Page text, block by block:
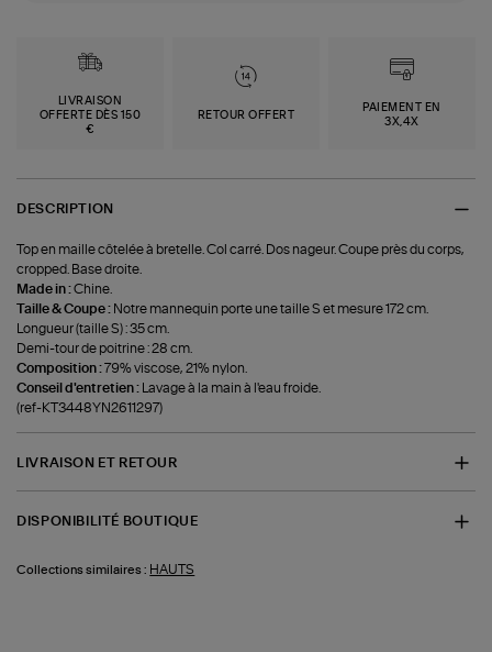
LIVRAISON
OFFERTE DÈS 150
€
RETOUR OFFERT
PAIEMENT EN
3X,4X
DESCRIPTION
Top en maille côtelée à bretelle. Col carré. Dos nageur. Coupe près du corps,
cropped. Base droite.
Made in :Chine.
Taille & Coupe : Notre mannequin porte une taille S et mesure 172 cm.
Longueur (taille S) : 35 cm.
Demi-tour de poitrine : 28 cm.
Composition :79% viscose, 21% nylon.
Conseil d'entretien :
Lavage à la main à l'eau froide.
(ref-KT3448YN2611297)
LIVRAISON ET RETOUR
DISPONIBILITÉ BOUTIQUE
Collections similaires : HAUTS